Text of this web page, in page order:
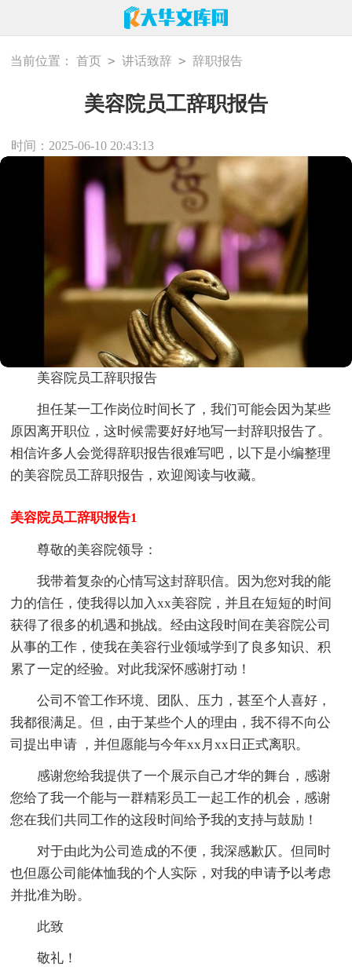
当前位置： 首页 > 讲话致辞 > 辞职报告
美容院员工辞职报告
时间：2025-06-10 20:43:13
美容院员工辞职报告
担任某一工作岗位时间长了，我们可能会因为某些
原因离开职位，这时候需要好好地写一封辞职报告了。
相信许多人会觉得辞职报告很难写吧，以下是小编整理
的美容院员工辞职报告，欢迎阅读与收藏。
美容院员工辞职报告1
尊敬的美容院领导：
我带着复杂的心情写这封辞职信。因为您对我的能
力的信任，使我得以加入xx美容院，并且在短短的时间
获得了很多的机遇和挑战。经由这段时间在美容院公司
从事的工作，使我在美容行业领域学到了良多知识、积
累了一定的经验。对此我深怀感谢打动！
公司不管工作环境、团队、压力，甚至个人喜好，
我都很满足。但，由于某些个人的理由，我不得不向公
司提出申请 ，并但愿能与今年xx月xx日正式离职。
感谢您给我提供了一个展示自己才华的舞台，感谢
您给了我一个能与一群精彩员工一起工作的机会，感谢
您在我们共同工作的这段时间给予我的支持与鼓励！
对于由此为公司造成的不便，我深感歉仄。但同时
也但愿公司能体恤我的个人实际，对我的申请予以考虑
并批准为盼。
此致
敬礼！